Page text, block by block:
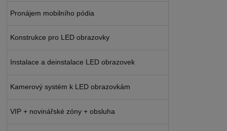
Pronájem mobilního pódia
Konstrukce pro LED obrazovky
Instalace a deinstalace LED obrazovek
Kamerový systém k LED obrazovkám
VIP + novinářské zóny + obsluha